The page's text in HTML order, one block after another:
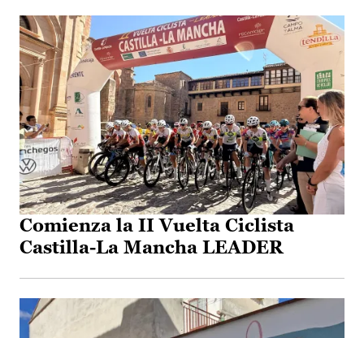
Comienza la II Vuelta Ciclista
Castilla-La Mancha LEADER